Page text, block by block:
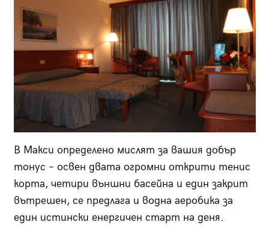
В Макси определено мислят за вашия добър
тонус – освен двата огромни открити те­нис
корта, четири външни басейна и един закрит
вът­решен, се предлага и водна аеробика за
един истински енергичен старт на деня.